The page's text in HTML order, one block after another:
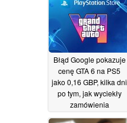
Błąd Google pokazuje
cenę GTA 6 na PS5
jako 0,16 GBP, kilka dni
po tym, jak wyciekły
zamówienia